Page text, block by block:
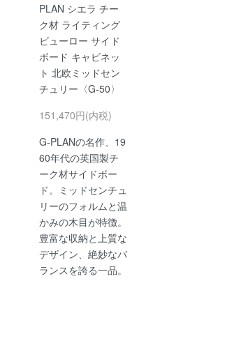
PLAN シエラ チー
ク材 ライティング
ビューロー サイド
ボード キャビネッ
ト 北欧ミッドセン
チュリー〈G-50〉
151,470円(内税)
G-PLANの名作、19
60年代の英国製チ
ーク材サイドボー
ド。ミッドセンチュ
リーのフォルムと温
かみの木目が特徴。
豊富な収納と上質な
デザイン、絶妙なバ
ランスを誇る一品。